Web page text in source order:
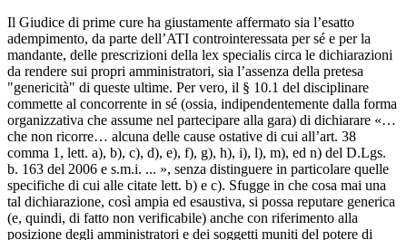
Il Giudice di prime cure ha giustamente affermato sia l’esatto
adempimento, da parte dell’ATI controinteressata per sé e per la
mandante, delle prescrizioni della lex specialis circa le dichiarazioni
da rendere sui propri amministratori, sia l’assenza della pretesa
"genericità" di queste ultime. Per vero, il § 10.1 del disciplinare
commette al concorrente in sé (ossia, indipendentemente dalla forma
organizzativa che assume nel partecipare alla gara) di dichiarare «…
che non ricorre… alcuna delle cause ostative di cui all’art. 38
comma 1, lett. a), b), c), d), e), f), g), h), i), l), m), ed n) del D.Lgs.
b. 163 del 2006 e s.m.i. ... », senza distinguere in particolare quelle
specifiche di cui alle citate lett. b) e c). Sfugge in che cosa mai una
tal dichiarazione, così ampia ed esaustiva, si possa reputare generica
(e, quindi, di fatto non verificabile) anche con riferimento alla
posizione degli amministratori e dei soggetti muniti del potere di